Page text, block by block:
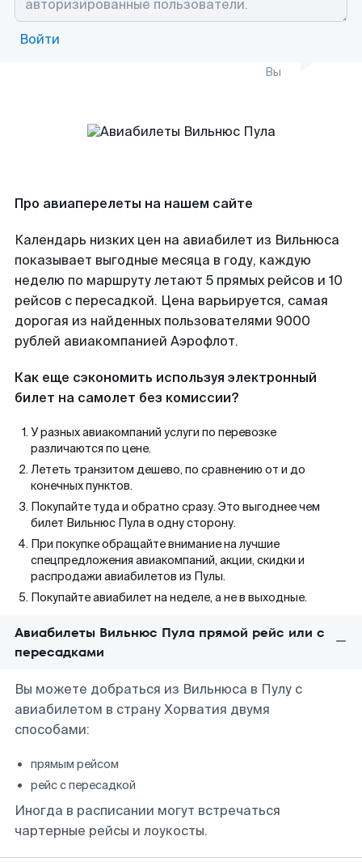
Войти
Вы
Про авиаперелеты на нашем сайте
Календарь низких цен на авиабилет из Вильнюса
показывает выгодные месяца в году, каждую
неделю по маршруту летают 5 прямых рейсов и 10
рейсов с пересадкой. Цена варьируется, самая
дорогая из найденных пользователями 9000
рублей авиакомпанией Аэрофлот.
Как еще сэкономить используя электронный
билет на самолет без комиссии?
У разных авиакомпаний услуги по перевозке
различаются по цене.
Лететь транзитом дешево, по сравнению от и до
конечных пунктов.
Покупайте туда и обратно сразу. Это выгоднее чем
билет Вильнюс Пула в одну сторону.
При покупке обращайте внимание на лучшие
спецпредложения авиакомпаний, акции, скидки и
распродажи авиабилетов из Пулы.
Покупайте авиабилет на неделе, а не в выходные.
Авиабилеты Вильнюс Пула прямой рейс или с
пересадками
Вы можете добраться из Вильнюса в Пулу с
авиабилетом в страну Хорватия двумя
способами:
прямым рейсом
рейс с пересадкой
Иногда в расписании могут встречаться
чартерные рейсы и лоукосты.